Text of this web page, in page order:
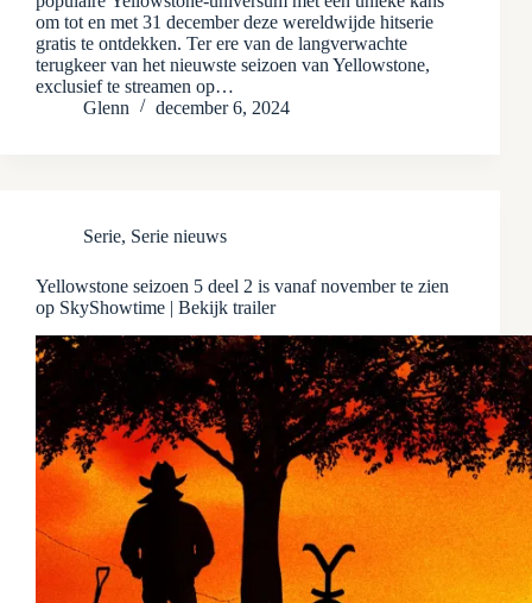
om tot en met 31 december deze wereldwijde hitserie
gratis te ontdekken. Ter ere van de langverwachte
terugkeer van het nieuwste seizoen van Yellowstone,
exclusief te streamen op…
Glenn
december 6, 2024
Serie, Serie nieuws
Yellowstone seizoen 5 deel 2 is vanaf november te zien
op SkyShowtime | Bekijk trailer